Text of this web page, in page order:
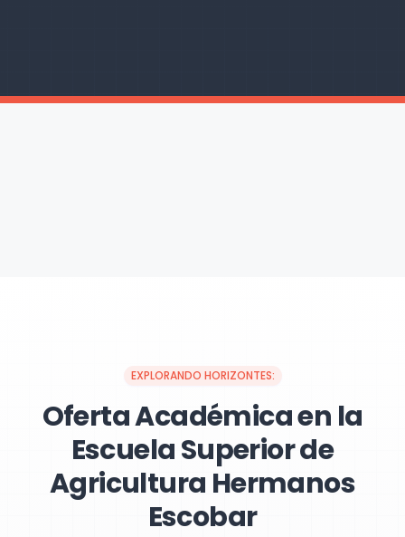
EXPLORANDO HORIZONTES:
Oferta Académica en la
Escuela Superior de
Agricultura Hermanos
Escobar